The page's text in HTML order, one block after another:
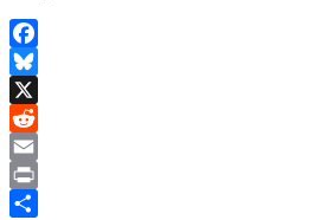
Facebook
Bluesky
X
Reddit
Email
Print